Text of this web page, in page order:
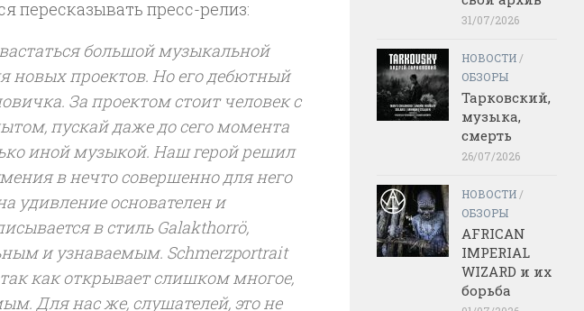
пересказывать пресс-релиз:
большой музыкальной
новых проектов. Но его дебютный
За проектом стоит человек с
пускай даже до сего момента
иной музыкой. Наш герой решил
в нечто совершенно для него
удивление основателен и
в стиль Galakthorrö,
и узнаваемым. Schmerzportrait
как открывает слишком многое,
Для нас же, слушателей, это не
31/07/2026
НОВОСТИ /
ОБЗОРЫ
Тарковский,
музыка,
смерть
26/07/2026
НОВОСТИ /
ОБЗОРЫ
AFRICAN
IMPERIAL
WIZARD и их
борьба